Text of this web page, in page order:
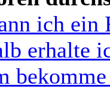
ich ein
erhalte